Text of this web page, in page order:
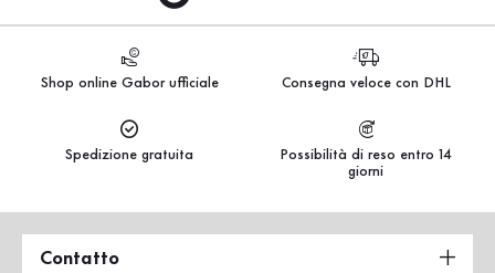
Shop online Gabor ufficiale Consegna veloce con DHL
Spedizione gratuita
Possibilità di reso entro 14
giorni
Contatto